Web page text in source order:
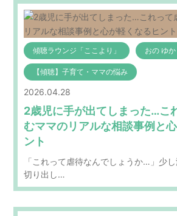
傾聴ラウンジ「ここより」 おの ゆか
【傾聴】子育て・ママの悩み
2026.04.28
2歳児に手が出てしまった…こ
むママのリアルな相談事例と
ント
「これって虐待なんでしょうか…」少
切り出し…